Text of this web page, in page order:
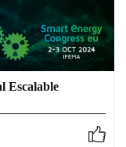
Escalable